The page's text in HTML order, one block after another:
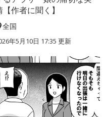
【作者に聞く】
全国
年5月10日 17:35 更新